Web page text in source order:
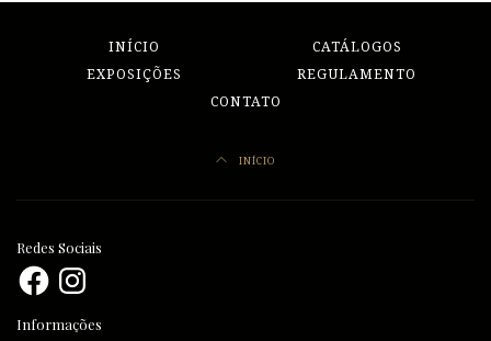
INÍCIO
CATÁLOGOS
EXPOSIÇÕES
REGULAMENTO
CONTATO
INÍCIO
Redes Sociais
FacebookInstagram
Informações